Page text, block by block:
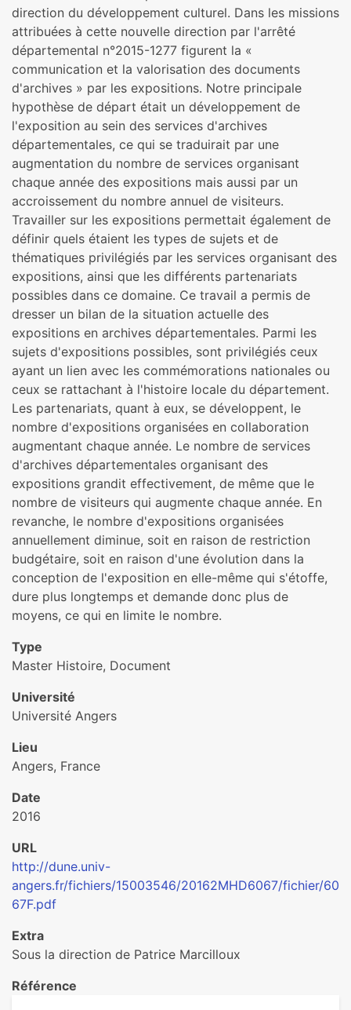
direction du développement culturel. Dans les missions
attribuées à cette nouvelle direction par l'arrêté
départemental n°2015-1277 figurent la «
communication et la valorisation des documents
d'archives » par les expositions. Notre principale
hypothèse de départ était un développement de
l'exposition au sein des services d'archives
départementales, ce qui se traduirait par une
augmentation du nombre de services organisant
chaque année des expositions mais aussi par un
accroissement du nombre annuel de visiteurs.
Travailler sur les expositions permettait également de
définir quels étaient les types de sujets et de
thématiques privilégiés par les services organisant des
expositions, ainsi que les différents partenariats
possibles dans ce domaine. Ce travail a permis de
dresser un bilan de la situation actuelle des
expositions en archives départementales. Parmi les
sujets d'expositions possibles, sont privilégiés ceux
ayant un lien avec les commémorations nationales ou
ceux se rattachant à l'histoire locale du département.
Les partenariats, quant à eux, se développent, le
nombre d'expositions organisées en collaboration
augmentant chaque année. Le nombre de services
d'archives départementales organisant des
expositions grandit effectivement, de même que le
nombre de visiteurs qui augmente chaque année. En
revanche, le nombre d'expositions organisées
annuellement diminue, soit en raison de restriction
budgétaire, soit en raison d'une évolution dans la
conception de l'exposition en elle-même qui s'étoffe,
dure plus longtemps et demande donc plus de
moyens, ce qui en limite le nombre.
Type
Master Histoire, Document
Université
Université Angers
Lieu
Angers, France
Date
2016
URL
http://dune.univ-
angers.fr/fichiers/15003546/20162MHD6067/fichier/60
67F.pdf
Extra
Sous la direction de Patrice Marcilloux
Référence